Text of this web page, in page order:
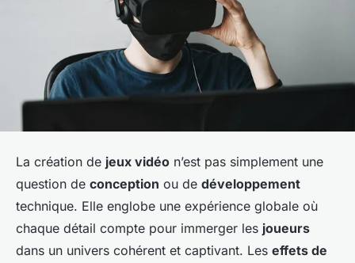
La création de jeux vidéo n’est pas simplement une
question de conception ou de développement
technique. Elle englobe une expérience globale où
chaque détail compte pour immerger les joueurs
dans un univers cohérent et captivant. Les effets de